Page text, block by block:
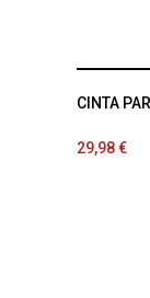
CINTA
29,98 €